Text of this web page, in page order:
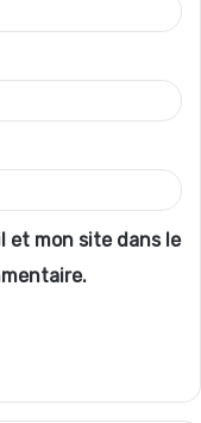
et mon site dans le